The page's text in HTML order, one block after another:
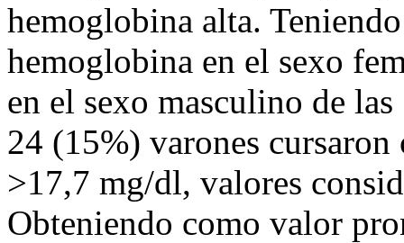
hemoglobina alta.
hemoglobina en el sexo
en el sexo masculino de
24 (15%) varones
>17,7 mg/dl, valores
Obteniendo como valor